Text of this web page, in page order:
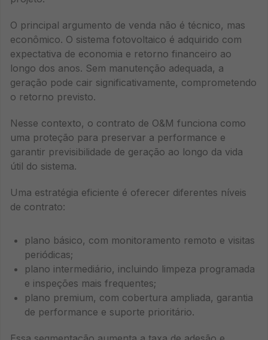
O principal argumento de venda não é técnico, mas
econômico. O sistema fotovoltaico é adquirido com
expectativa de economia e retorno financeiro ao
longo dos anos. Sem manutenção adequada, a
geração pode cair significativamente, comprometendo
o retorno previsto.
Nesse contexto, o contrato de O&M funciona como
uma proteção para preservar a performance e
garantir previsibilidade de geração ao longo da vida
útil do sistema.
Uma estratégia eficiente é oferecer diferentes níveis
de contrato:
plano básico, com monitoramento remoto e visitas
periódicas;
plano intermediário, incluindo limpeza programada
e inspeções mais frequentes;
plano premium, com cobertura ampliada, garantia
de performance e suporte prioritário.